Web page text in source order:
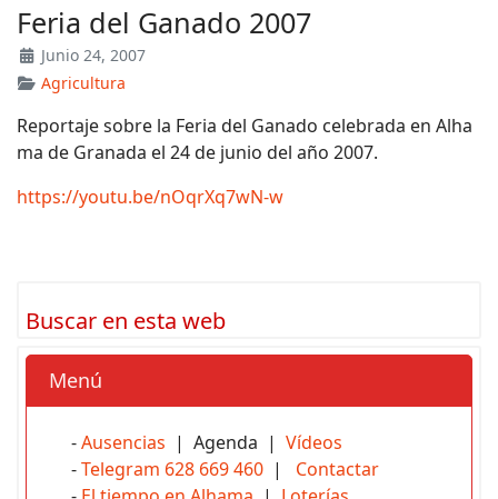
Feria del Ganado 2007
Junio 24, 2007
Agricultura
Reportaje sobre la Feria del Ganado celebrada en Alha
ma de Granada el 24 de junio del año 2007.
https://youtu.be/nOqrXq7wN-w
Buscar en esta web
Menú
-Ausencias | Agenda | Vídeos
-Telegram 628 669 460 | Contactar